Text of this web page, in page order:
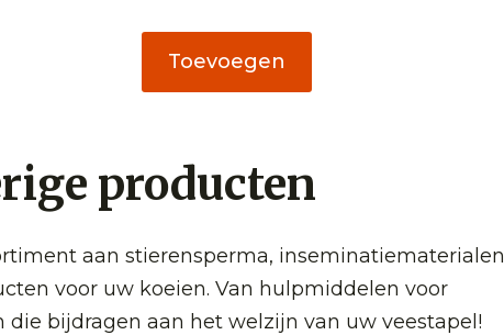
aantal
Toevoegen
producten
aan stierensperma, inseminatiematerialen
voor uw koeien. Van hulpmiddelen voor
bijdragen aan het welzijn van uw veestapel!